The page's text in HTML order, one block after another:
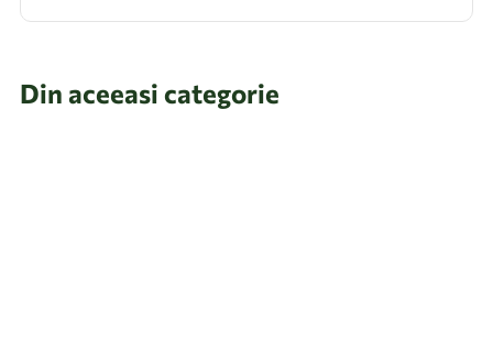
Din aceeasi categorie